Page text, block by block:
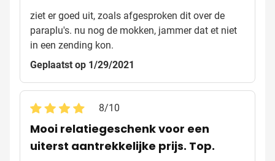
ziet er goed uit, zoals afgesproken dit over de
paraplu's. nu nog de mokken, jammer dat et niet
in een zending kon.
Geplaatst op 1/29/2021
8/10
Mooi relatiegeschenk voor een
uiterst aantrekkelijke prijs. Top.